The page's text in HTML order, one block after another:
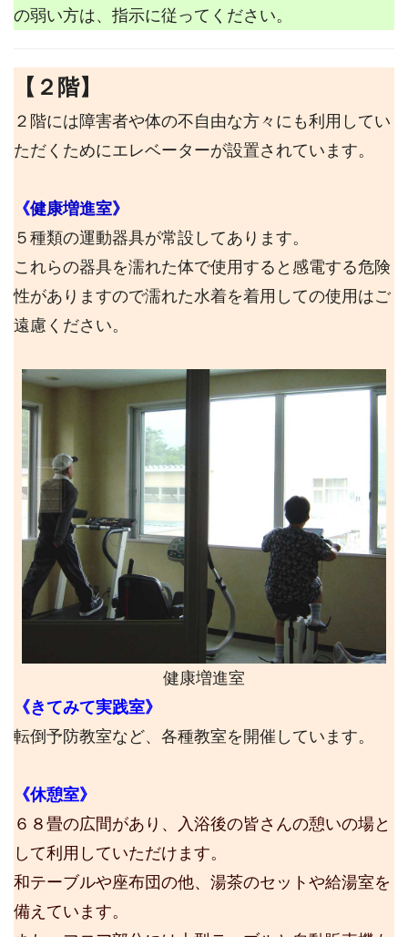
の弱い方は、指示に従ってください。
【２階】
２階には障害者や体の不自由な方々にも利用してい
ただくためにエレベーターが設置されています。
《健康増進室》
５種類の運動器具が常設してあります。
これらの器具を濡れた体で使用すると感電する危険
性がありますので濡れた水着を着用しての使用はご
遠慮ください。
健康増進室
《きてみて実践室》
転倒予防教室など、各種教室を開催しています。
《休憩室》
６８畳の広間があり、入浴後の皆さんの憩いの場と
して利用していただけます。
和テーブルや座布団の他、湯茶のセットや給湯室を
備えています。